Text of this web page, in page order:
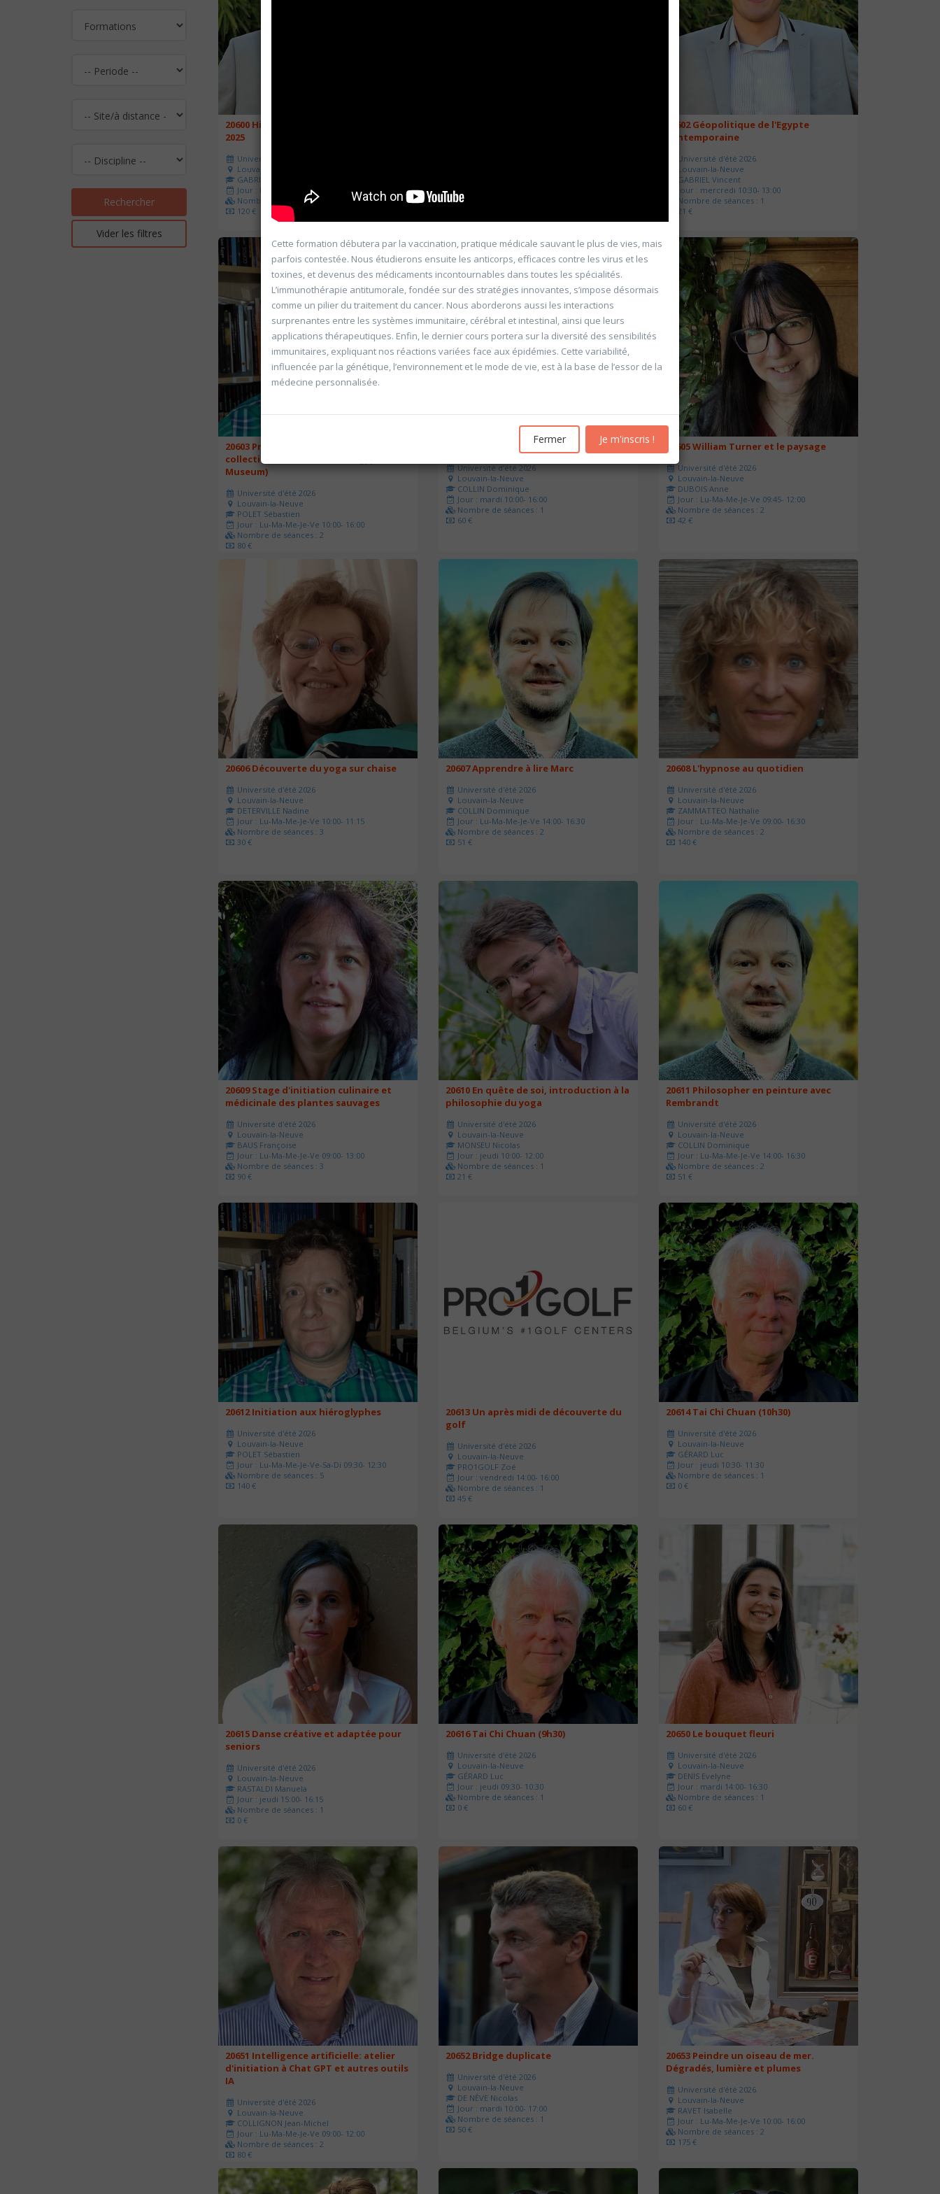
Rechercher
Vider les filtres
20600 Histoire de l'Allemagne de 1871 à
2025
Université d'été 2026
Louvain-la-Neuve
GABRIEL Vincent
Jour : Lu-Ma-Me-Je-Ve 10:30- 13:00
Nombre de séances : 5
120 €
120 €
20602 Géopolitique de l'Egypte
contemporaine
Université d'été 2026
Louvain-la-Neuve
GABRIEL Vincent
Jour : mercredi 10:30- 13:00
Nombre de séances : 1
21 €
20603 Promenade au sein des
collections du GEM ( Grand Egyptian
Museum)
Université d'été 2026
Louvain-la-Neuve
POLET Sébastien
Jour : Lu-Ma-Me-Je-Ve 10:00- 16:00
Nombre de séances : 2
80 €
20604 Rallumer les lumières?
Université d'été 2026
Louvain-la-Neuve
COLLIN Dominique
Jour : mardi 10:00- 16:00
Nombre de séances : 1
60 €
20605 William Turner et le paysage
Université d'été 2026
Louvain-la-Neuve
DUBOIS Anne
Jour : Lu-Ma-Me-Je-Ve 09:45- 12:00
Nombre de séances : 2
42 €
20606 Découverte du yoga sur chaise
Université d'été 2026
Louvain-la-Neuve
DETERVILLE Nadine
Jour : Lu-Ma-Me-Je-Ve 10:00- 11:15
Nombre de séances : 3
30 €
20607 Apprendre à lire Marc
Université d'été 2026
Louvain-la-Neuve
COLLIN Dominique
Jour : Lu-Ma-Me-Je-Ve 14:00- 16:30
Nombre de séances : 2
51 €
20608 L'hypnose au quotidien
Université d'été 2026
Louvain-la-Neuve
ZAMMATTEO Nathalie
Jour : Lu-Ma-Me-Je-Ve 09:00- 16:30
Nombre de séances : 2
140 €
20609 Stage d'initiation culinaire et
médicinale des plantes sauvages
Université d'été 2026
Louvain-la-Neuve
BAUS Françoise
Jour : Lu-Ma-Me-Je-Ve 09:00- 13:00
Nombre de séances : 3
90 €
20610 En quête de soi, introduction à la
philosophie du yoga
Université d'été 2026
Louvain-la-Neuve
MONSEU Nicolas
Jour : jeudi 10:00- 12:00
Nombre de séances : 1
21 €
20611 Philosopher en peinture avec
Rembrandt
Université d'été 2026
Louvain-la-Neuve
COLLIN Dominique
Jour : Lu-Ma-Me-Je-Ve 14:00- 16:30
Nombre de séances : 2
51 €
20612 Initiation aux hiéroglyphes
Université d'été 2026
Louvain-la-Neuve
POLET Sébastien
Jour : Lu-Ma-Me-Je-Ve-Sa-Di 09:30- 12:30
Nombre de séances : 5
140 €
20613 Un après midi de découverte du
golf
Université d'été 2026
Louvain-la-Neuve
PRO1GOLF Zoé
Jour : vendredi 14:00- 16:00
Nombre de séances : 1
45 €
20614 Tai Chi Chuan (10h30)
Université d'été 2026
Louvain-la-Neuve
GÉRARD Luc
Jour : jeudi 10:30- 11:30
Nombre de séances : 1
0 €
20615 Danse créative et adaptée pour
seniors
Université d'été 2026
Louvain-la-Neuve
RASTALDI Manuela
Jour : jeudi 15:00- 16:15
Nombre de séances : 1
0 €
20616 Tai Chi Chuan (9h30)
Université d'été 2026
Louvain-la-Neuve
GÉRARD Luc
Jour : jeudi 09:30- 10:30
Nombre de séances : 1
0 €
20650 Le bouquet fleuri
Université d'été 2026
Louvain-la-Neuve
DENIS Evelyne
Jour : mardi 14:00- 16:30
Nombre de séances : 1
60 €
20651 Intelligence artificielle: atelier
d'initiation à Chat GPT et autres outils
IA
Université d'été 2026
Louvain-la-Neuve
COLLIGNON Jean-Michel
Jour : Lu-Ma-Me-Je-Ve 09:00- 12:00
Nombre de séances : 2
80 €
20652 Bridge duplicate
Université d'été 2026
Louvain-la-Neuve
DE NÈVE Nicolas
Jour : mardi 10:00- 17:00
Nombre de séances : 1
50 €
20653 Peindre un oiseau de mer.
Dégradés, lumière et plumes
Université d'été 2026
Louvain-la-Neuve
RAVET Isabelle
Jour : Lu-Ma-Me-Je-Ve 10:00- 16:00
Nombre de séances : 2
175 €
Cette formation débutera par la vaccination, pratique médicale sauvant le plus de vies, mais
parfois contestée. Nous étudierons ensuite les anticorps, efficaces contre les virus et les
toxines, et devenus des médicaments incontournables dans toutes les spécialités.
L’immunothérapie antitumorale, fondée sur des stratégies innovantes, s’impose désormais
comme un pilier du traitement du cancer. Nous aborderons aussi les interactions
surprenantes entre les systèmes immunitaire, cérébral et intestinal, ainsi que leurs
applications thérapeutiques. Enfin, le dernier cours portera sur la diversité des sensibilités
immunitaires, expliquant nos réactions variées face aux épidémies. Cette variabilité,
influencée par la génétique, l’environnement et le mode de vie, est à la base de l’essor de la
médecine personnalisée.
Fermer Je m'inscris !